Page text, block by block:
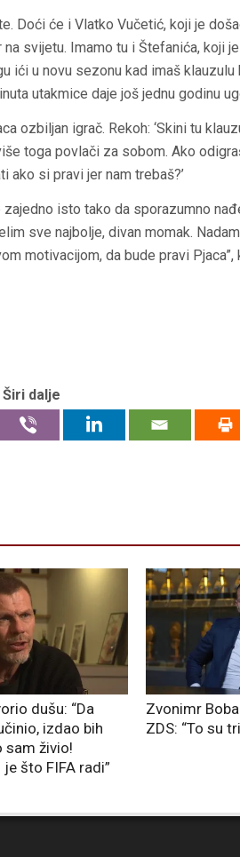
Doći će i Vlatko Vučetić, koji je
svijetu. Imamo tu i Štefanića, koji je
ići u novu sezonu kad imaš klauzulu
utakmice daje još jednu godinu
ozbiljan igrač. Rekoh: ‘Skini tu
toga povlači za sobom. Ako
ako si pravi jer nam trebaš?’
isto tako da sporazumno
sve najbolje, divan momak.
motivacijom, da bude pravi Pjaca”,
Širi dalje
dušu: “Da
izdao bih
sam živio!
što FIFA radi”
Zvonimr
ZDS: “To su